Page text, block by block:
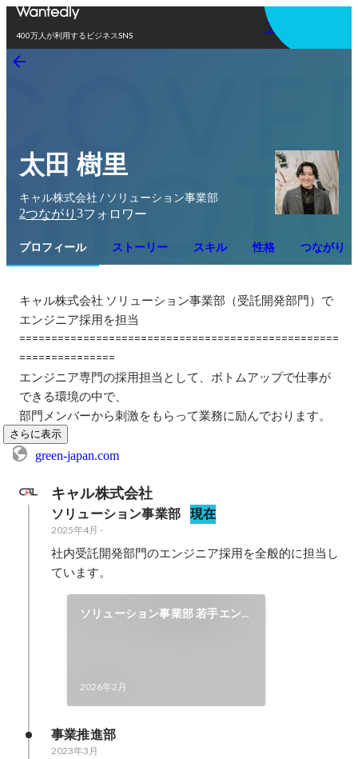
400万人が利用するビジネスSNS
アプリを使う
太田 樹里
キャル株式会社 / ソリューション事業部
2つながり 3フォロワー
プロフィール ストーリー スキル 性格 つながり
キャル株式会社 ソリューション事業部（受託開発部門）で
エンジニア採用を担当
==================================================
===============
エンジニア専門の採用担当として、ボトムアップで仕事が
できる環境の中で、
部門メンバーから刺激をもらって業務に励んでおります。
さらに表示
green-japan.com
キャル株式会社
ソリューション事業部 現在
2025年4月 -
社内受託開発部門のエンジニア採用を全般的に担当し
ています。
ソリューション事業部 若手エン
2026年2月
事業推進部
2023年3月